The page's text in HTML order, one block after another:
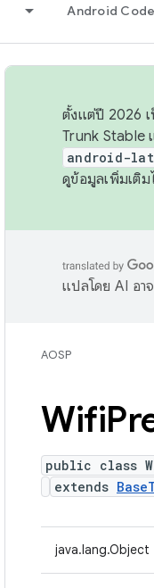
Android
ตั้งแต่ปี 2026
Trunk Stable
android-
ดูข้อมูลเพิ่มเติม
แปลโดย AI อา
AOSP
Wifi
public class
extends
java.lang.Object